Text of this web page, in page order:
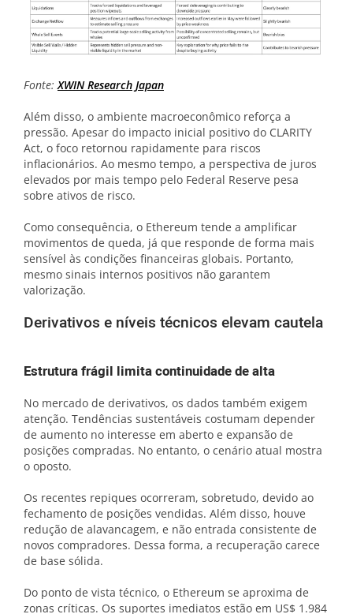
Fonte:XWIN Research Japan
Além disso, o ambiente macroeconômico reforça a
pressão. Apesar do impacto inicial positivo do CLARITY
Act, o foco retornou rapidamente para riscos
inflacionários. Ao mesmo tempo, a perspectiva de juros
elevados por mais tempo pelo Federal Reserve pesa
sobre ativos de risco.
Como consequência, o Ethereum tende a amplificar
movimentos de queda, já que responde de forma mais
sensível às condições financeiras globais. Portanto,
mesmo sinais internos positivos não garantem
valorização.
Derivativos e níveis técnicos elevam cautela
Estrutura frágil limita continuidade de alta
No mercado de derivativos, os dados também exigem
atenção. Tendências sustentáveis costumam depender
de aumento no interesse em aberto e expansão de
posições compradas. No entanto, o cenário atual mostra
o oposto.
Os recentes repiques ocorreram, sobretudo, devido ao
fechamento de posições vendidas. Além disso, houve
redução de alavancagem, e não entrada consistente de
novos compradores. Dessa forma, a recuperação carece
de base sólida.
Do ponto de vista técnico, o Ethereum se aproxima de
zonas críticas. Os suportes imediatos estão em US$ 1.984